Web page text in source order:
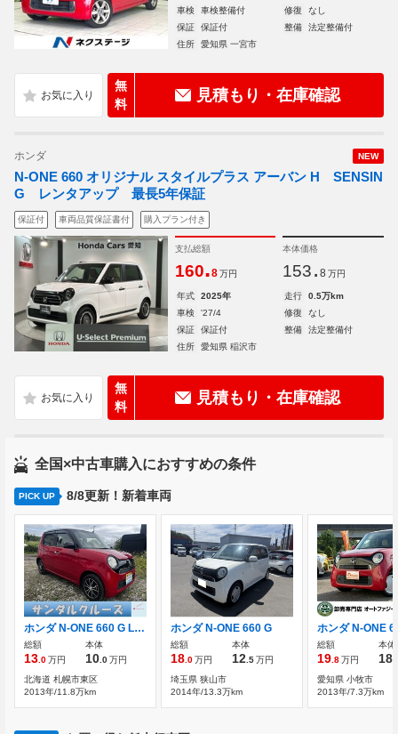
車検
車検整備付 修復
なし
保証
保証付 整備
法定整備付
住所
愛知県 一宮市
無
料
見積もり・在庫確認
NEW
ホンダ
N-ONE 660 オリジナル スタイルプラス アーバン H SENSIN
G レンタアップ 最長5年保証
保証付 車両品質保証書付 購入プラン付き
支払総額
160.8 万円
本体価格
153. 8 万円
年式 2025年 走行
0.5万km
車検
'27/4 修復
なし
保証
保証付 整備
法定整備付
住所
愛知県 稲沢市
無
料
見積もり・在庫確認
全国×中古車購入におすすめの条件
PICK UP 8/8更新！新着車両
ホンダ N-ONE 660 G Lパッケージ 4WD
総額
13 .0万円
本体
10 .0万円
北海道 札幌市東区
2013年/11.8万km
ホンダ N-ONE 660 G
総額
18 .0万円
本体
12 .5万円
埼玉県 狭山市
2014年/13.3万km
総額
19 .8万円
本体
18
愛知県 小牧市
2013年/7.3万km